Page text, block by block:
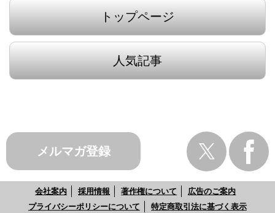
トップページ
人気記事
メルマガ登録
会社案内 採用情報 著作権について
広告のご案内
プライバシーポリシーについて
特定商取引法に基づく表示